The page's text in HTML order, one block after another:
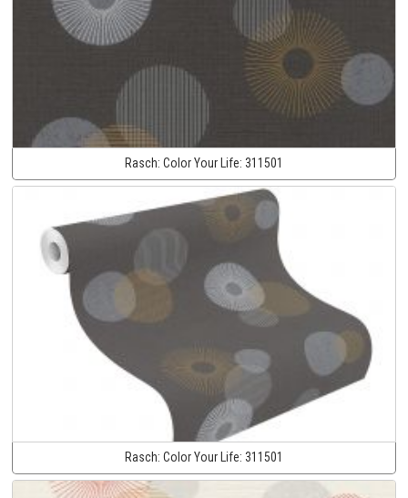
Rasch: Color Your Life: 311501
Rasch: Color Your Life: 311501